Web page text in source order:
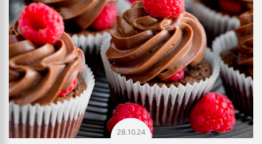
28.10.24